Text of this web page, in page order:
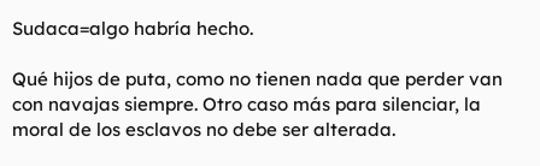
dolor de cabeza todo el día. ¡Ah¡, pero eso sí, por la noche
quiere que esté bien firme, pero lo peor de todo, es cada vez
que vamos a la cueva, no sabes como jode su indecisión¡¡
Sudaca=algo habría hecho.
Qué hijos de puta, como no tienen nada que perder van
con navajas siempre. Otro caso más para silenciar, la
moral de los esclavos no debe ser alterada.